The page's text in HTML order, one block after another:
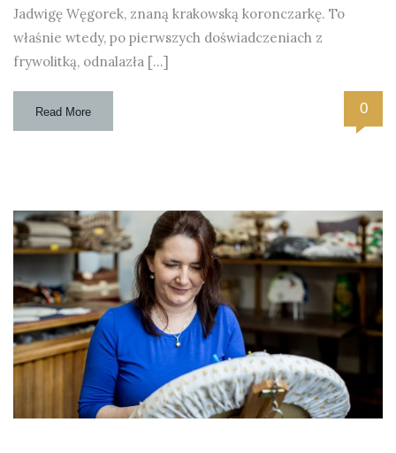
Jadwigę Węgorek, znaną krakowską koronczarkę. To
właśnie wtedy, po pierwszych doświadczeniach z
frywolitką, odnalazła […]
Read More 0